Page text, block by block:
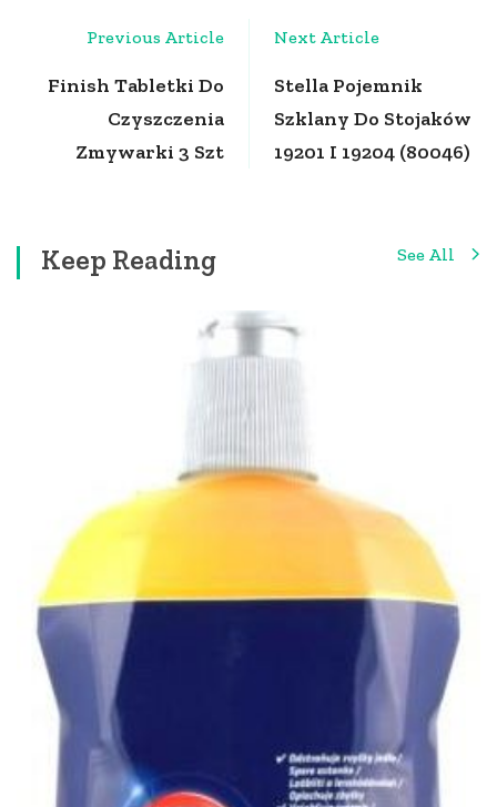
Previous Article
Finish Tabletki Do
Czyszczenia
Zmywarki 3 Szt
Next Article
Stella Pojemnik
Szklany Do Stojaków
19201 I 19204 (80046)
Keep Reading See All